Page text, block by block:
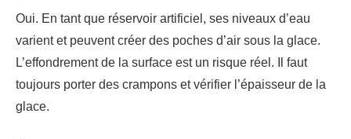
Oui. En tant que réservoir artificiel, ses niveaux d’eau
varient et peuvent créer des poches d’air sous la glace.
L’effondrement de la surface est un risque réel. Il faut
toujours porter des crampons et vérifier l’épaisseur de la
glace.